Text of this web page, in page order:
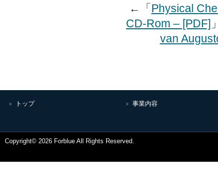
←「Physical
CD-Rom – [PDF]
van
トップ 事業内容
Copyright© 2026 Forblue All Rights Reserved.